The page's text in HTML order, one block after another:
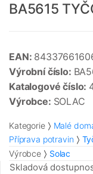
BA5615
EAN:
Výrobní číslo:
Katalogové číslo:
Výrobce: SOLAC
Kategorie Malé
Příprava potravin
Výrobce
Solac
Skladová